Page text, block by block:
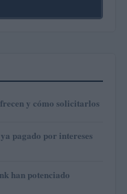
y cómo solicitarlos
pagado por intereses
han potenciado